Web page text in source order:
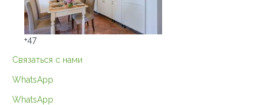
+47
Связаться с нами
WhatsApp
WhatsApp